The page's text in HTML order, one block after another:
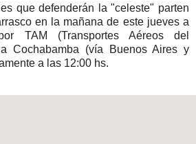
que defenderán la "celeste" parten
en la mañana de este jueves a
TAM (Transportes Aéreos del
Cochabamba (vía Buenos Aires y
a las 12:00 hs.